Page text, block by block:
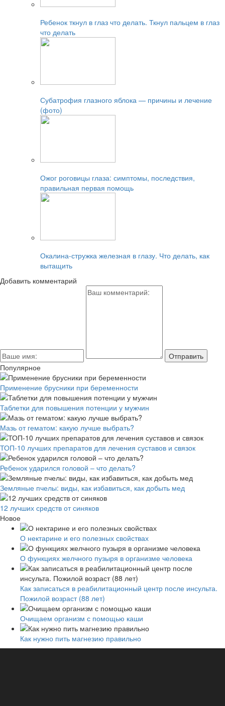
Ребенок ткнул в глаз что делать. Ткнул пальцем в глаз
что делать
Субатрофия глазного яблока — причины и лечение
(фото)
Ожог роговицы глаза: симптомы, последствия,
правильная первая помощь
Окалина-стружка железная в глазу. Что делать, как
вытащить
Добавить комментарий
Популярное
Применение брусники при беременности
Таблетки для повышения потенции у мужчин
Мазь от гематом: какую лучше выбрать?
ТОП-10 лучших препаратов для лечения суставов и связок
Ребенок ударился головой – что делать?
Земляные пчелы: виды, как избавиться, как добыть мед
12 лучших средств от синяков
Новое
О нектарине и его полезных свойствах
О функциях желчного пузыря в организме человека
Как записаться в реабилитационный центр после инсульта.
Пожилой возраст (88 лет)
Очищаем организм с помощью каши
Как нужно пить магнезию правильно